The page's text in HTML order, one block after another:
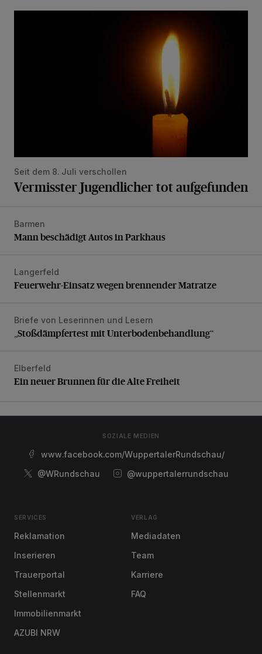
Seit dem 8. Juli verschollen
Vermisster Jugendlicher tot aufgefunden
Mann beschädigt Autos in Parkhaus
Barmen
Mann beschädigt Autos in Parkhaus
Feuerwehr-Einsatz wegen brennender Matratze
Langerfeld
Feuerwehr-Einsatz wegen brennender Matratze
„Stoßdämpfertest mit Unterbodenbehandlung“
Briefe von Leserinnen und Lesern
„Stoßdämpfertest mit Unterbodenbehandlung“
Ein neuer Brunnen für die Alte Freiheit
Elberfeld
Ein neuer Brunnen für die Alte Freiheit
SOZIALE MEDIEN
www.facebook.com/WuppertalerRundschau/
@WRundschau
@wuppertalerrundschau
SERVICES
Reklamation
Inserieren
Trauerportal
Stellenmarkt
Immobilienmarkt
AZUBI NRW
VERLAG
Mediadaten
Team
Karriere
FAQ